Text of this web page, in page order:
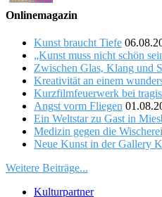
Onlinemagazin
Kunst braucht Tiefe
„Kunst muss nicht schön
Zwischen Glas, Klang und
Kreativität an einem
Kurzfilmfeuerwerk bei
Angst vorm Fliegen
Ein Weltstar zu Gast in
Medizin gegen die
Neue Kunst in der Gallery
Weitere Beiträge...
Kulturpartner